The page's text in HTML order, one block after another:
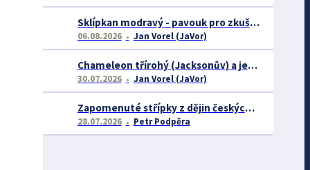
Sklípkan modravý - pavouk pro zkušené chovatele
06.08.2026 Jan Vorel (JaVor)
Chameleon třírohý (Jacksonův) a jeho chov
30.07.2026 Jan Vorel (JaVor)
Zapomenuté střípky z dějin českých exotářů - 3.část
28.07.2026 Petr Podpěra